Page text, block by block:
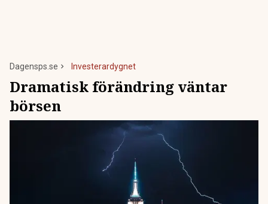
Dagensps.se Investerardygnet
Dramatisk förändring väntar
börsen